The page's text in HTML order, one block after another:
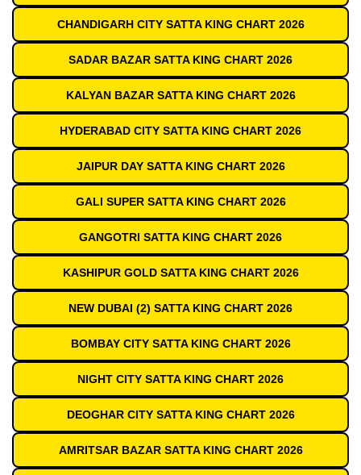
CHANDIGARH CITY SATTA KING CHART 2026
SADAR BAZAR SATTA KING CHART 2026
KALYAN BAZAR SATTA KING CHART 2026
HYDERABAD CITY SATTA KING CHART 2026
JAIPUR DAY SATTA KING CHART 2026
GALI SUPER SATTA KING CHART 2026
GANGOTRI SATTA KING CHART 2026
KASHIPUR GOLD SATTA KING CHART 2026
NEW DUBAI (2) SATTA KING CHART 2026
BOMBAY CITY SATTA KING CHART 2026
NIGHT CITY SATTA KING CHART 2026
DEOGHAR CITY SATTA KING CHART 2026
AMRITSAR BAZAR SATTA KING CHART 2026